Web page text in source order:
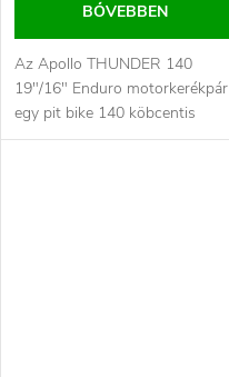
BŐVEBBEN
Az Apollo THUNDER 140
19"/16" Enduro motorkerékpár
egy pit bike 140 köbcentis
motorral, amely ráadásul